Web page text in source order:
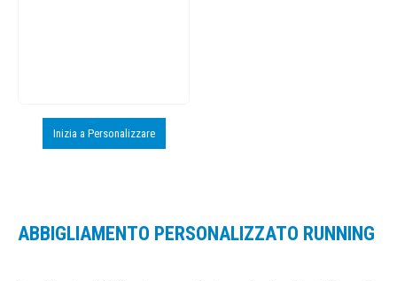
Inizia a Personalizzare
ABBIGLIAMENTO PERSONALIZZATO RUNNING